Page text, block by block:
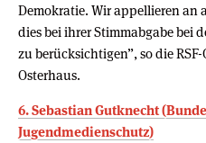
Demokratie. Wir appellieren an
dies bei ihrer Stimmabgabe bei
zu berücksichtigen”, so die
Osterhaus.
6. Sebastian Gutknecht
Jugendmedienschutz)